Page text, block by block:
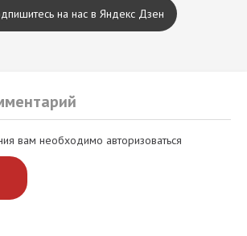
на нас в Яндекс Дзен
вам необходимо авторизоваться